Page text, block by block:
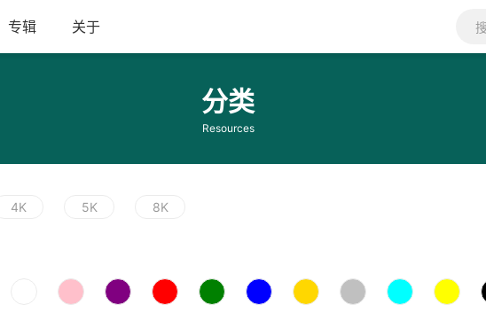
专辑 关于
分类
Resources
4K 5K 8K